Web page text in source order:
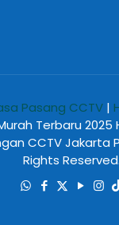
Pasang CCTV |
Terbaru 2025
CCTV Jakarta
Rights Reserved.